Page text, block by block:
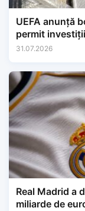
UEFA anunță
permit
31.07.2026
Real Madrid a
miliarde de